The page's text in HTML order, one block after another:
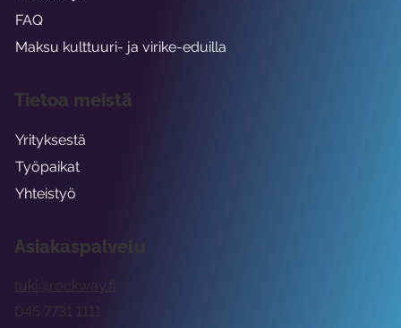
Asiakaspalvelu
tuki@rockway.fi
045 7731 1111
FAQ
Maksu kulttuuri- ja virike-eduilla
Tietoa meistä
Yrityksestä
Työpaikat
Yhteistyö